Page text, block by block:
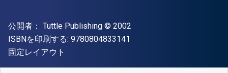
出版社
公開者： Tuttle Publishing 著作権
© 2002
ISBNを印刷する: 9780804833141
形式
固定レイアウト